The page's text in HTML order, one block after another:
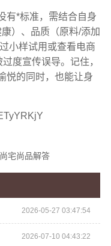
有*标准，需结合自身
）、品质（原料/添加
小样试用或查看电商
度宣传误导。记住，
悦的同时，也能让身
宅尚品解答
2026-05-27 03:47:54
2026-07-10 04:43:22